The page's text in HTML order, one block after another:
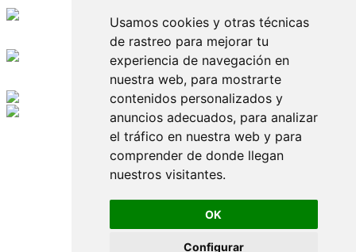
Usamos cookies y otras técnicas
de rastreo para mejorar tu
experiencia de navegación en
nuestra web, para mostrarte
contenidos personalizados y
anuncios adecuados, para analizar
el tráfico en nuestra web y para
comprender de donde llegan
nuestros visitantes.
OK
Configurar
Edición digital con tecnología
Playa Revolcadero 222 Col. Reforma Iztaccihuatl Norte C.P. 08810
CIUDAD DE MEXICO
Conmutador CIUDAD DE MEXICO (+52) 555 740 4476, 555 740
© 2000-2026 BURO DE MERCADOTECNIA DEL CENTRO,
S.A. Todos los derechos reservados
Todos los nombres, marcas, logotipos, productos e imagenes
mencionados son propiedad de sus respectivos dueños
Prohibida la reproducción total o parcial de los contenidos aqui